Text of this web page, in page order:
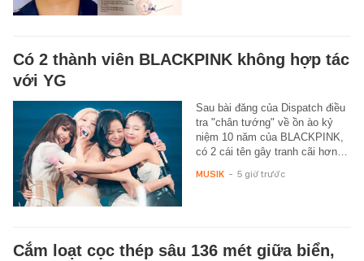
Có 2 thành viên BLACKPINK không hợp tác
với YG
Sau bài đăng của Dispatch điều
tra "chân tướng" về ồn ào kỷ
niệm 10 năm của BLACKPINK,
có 2 cái tên gây tranh cãi hơn…
MUSIK - 5 giờ trước
Cắm loạt cọc thép sâu 136 mét giữa biển,